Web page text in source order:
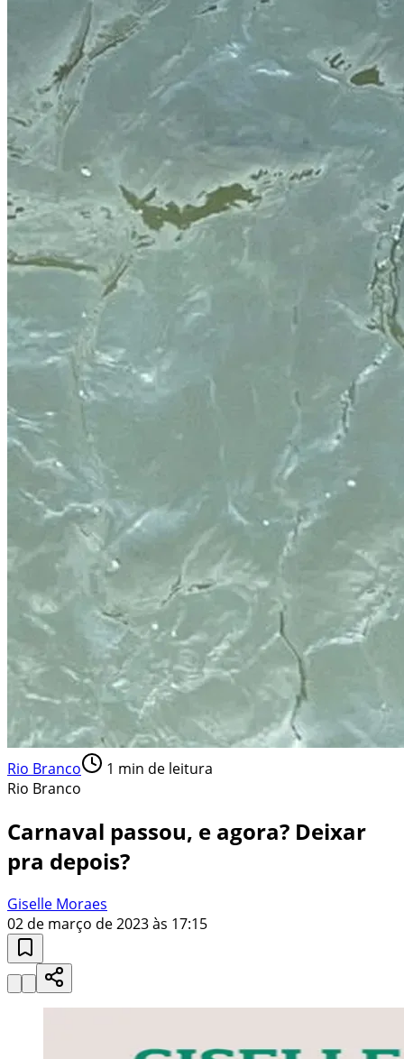
Rio Branco 1 min de leitura
Rio Branco
Carnaval passou, e agora? Deixar
pra depois?
Giselle Moraes
02 de março de 2023 às 17:15